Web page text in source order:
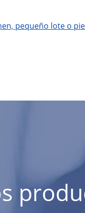
pequeño lote o